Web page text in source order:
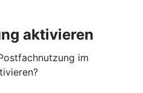
aktivieren
im